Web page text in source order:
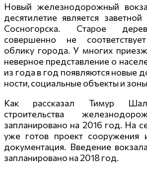
Новый железнодорожный
десятилетие является
Сосногорска. Старое
совершенно не
облику города. У многих
неверное представление о
из года в год появляются новые
ности, социальные объекты и
Как рассказал Тимур
строительства
запланировано на 2016 год. На
уже готов проект сооружения
документация. Введение
запланировано на 2018 год.